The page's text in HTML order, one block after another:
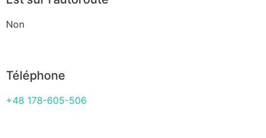
Non
Téléphone
+48 178-605-506